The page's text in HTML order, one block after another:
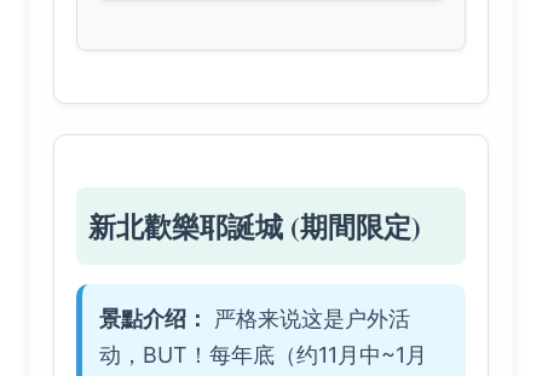
新北歡樂耶誕城 (期間限定)
景點介绍：
严格来说这是户外活
动，BUT！每年底（约11月中~1月